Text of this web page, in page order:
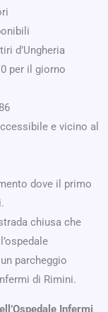
d’Ungheria
per il giorno
e vicino al
dove il primo
chiusa che
parcheggio
di Rimini.
Infermi